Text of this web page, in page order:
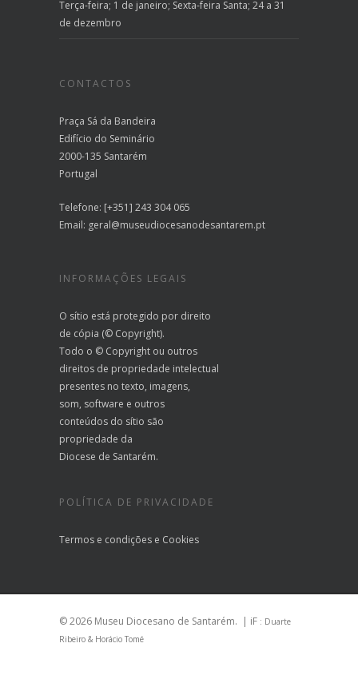
Terça-feira; 1 de janeiro; Sexta-feira Santa; 24 a 31
de dezembro
CONTACTOS
Praça Sá da Bandeira
Edifício do Seminário
2000-135 Santarém
Portugal
Telefone: [+351] 243 304 065
Email: geral@museudiocesanodesantarem.pt
INFORMAÇÕES LEGAIS
O sítio está protegido por direito
de cópia (© Copyright).
Todo o © Copyright ou outros
direitos de propriedade intelectual
presentes no texto, imagens,
som, software e outros
conteúdos do sítio são
propriedade da
Diocese de Santarém.
POLÍTICA DE PRIVACIDADE
Termos e condições e Cookies
© 2026 Museu Diocesano de Santarém. | iF : Duarte
Ribeiro & Horácio Tomé